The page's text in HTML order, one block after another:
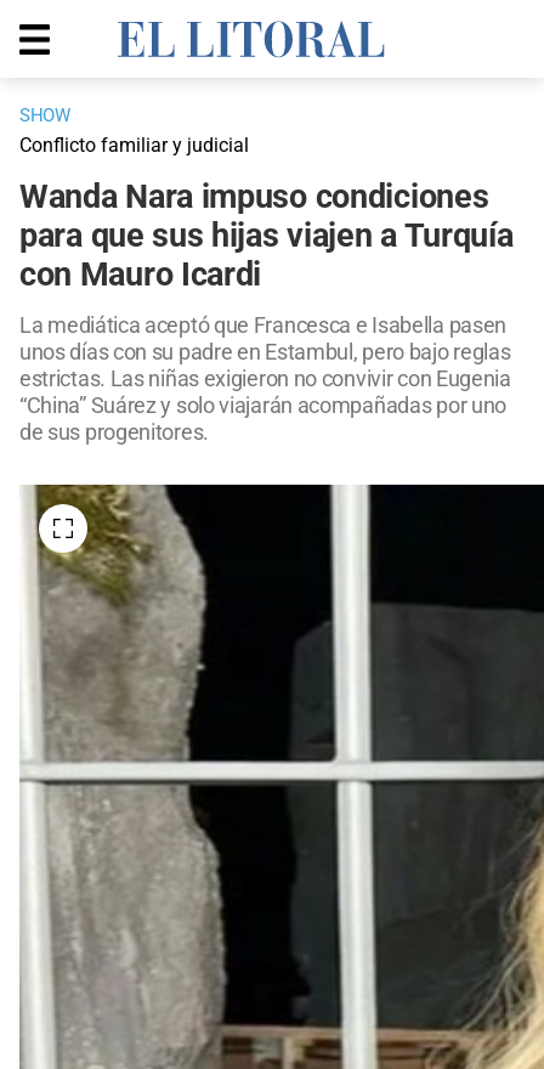
SHOW
Conflicto familiar y judicial
Wanda Nara impuso condiciones
para que sus hijas viajen a Turquía
con Mauro Icardi
La mediática aceptó que Francesca e Isabella pasen
unos días con su padre en Estambul, pero bajo reglas
estrictas. Las niñas exigieron no convivir con Eugenia
“China” Suárez y solo viajarán acompañadas por uno
de sus progenitores.